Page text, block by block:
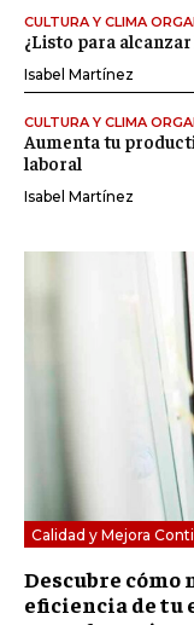
CULTURA Y CLIMA
¿Listo para
Isabel Martínez
CULTURA Y CLIMA
Aumenta tu
laboral
Isabel Martínez
Calidad y Mejora
Descubre
eficiencia de tu